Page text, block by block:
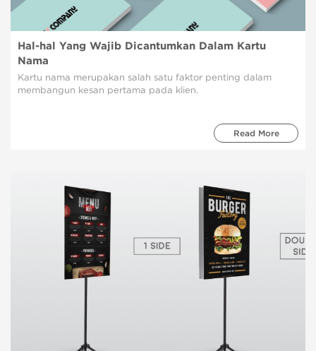
Hal-hal Yang Wajib Dicantumkan Dalam Kartu
Nama
Kartu nama merupakan salah satu faktor penting dalam
membangun kesan pertama pada klien.
Read More